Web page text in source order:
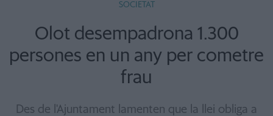
SOCIETAT
Olot desempadrona 1.300
persones en un any per cometre
frau
Des de l'Ajuntament lamenten que la llei obliga a